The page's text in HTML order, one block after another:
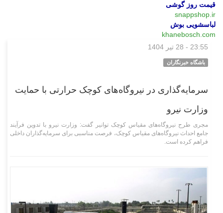
قیمت روز گوشی
snappshop.ir
لباسشویی بوش
khanebosch.com
23:55 - 28 تیر 1404
باشگاه خبرنگاران
سرمایه‌گذاری در نیروگاه‌های کوچک حرارتی با حمایت
وزارت نیرو
مجری طرح نیروگاه‌های مقیاس کوچک توانیر گفت: وزارت نیرو با تدوین فرآیند
جامع احداث نیروگاه‌های مقیاس کوچک، فرصت مناسبی برای سرمایه‌گذاران داخلی
فراهم کرده است.